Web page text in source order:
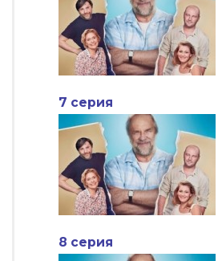
7 серия
8 серия